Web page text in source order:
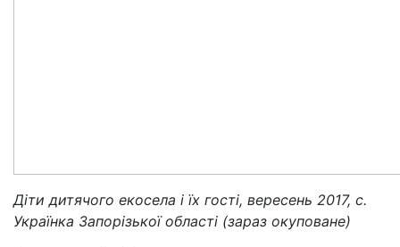
Діти дитячого екосела і їх гості, вересень 2017, с.
Українка Запорізької області (зараз окуповане)